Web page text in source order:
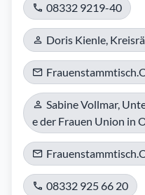
08332 9219-40
Doris Kienle,
Sabine Vollmar,
e der Frauen Union in
08332 925 66 20